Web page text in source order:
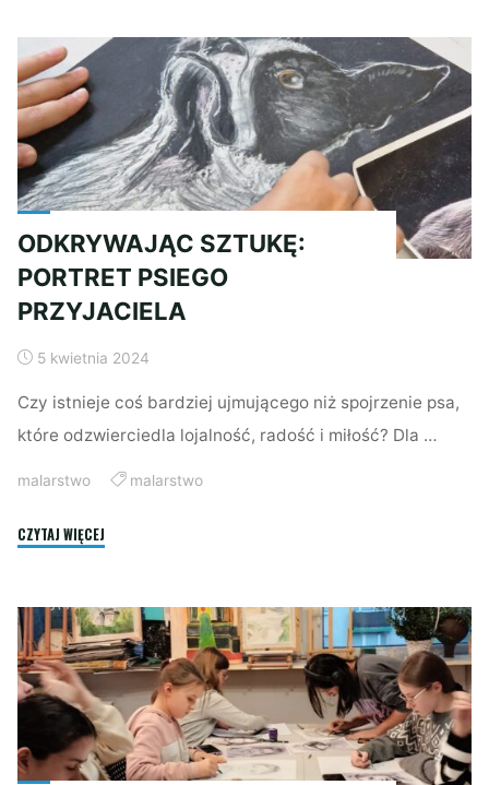
DOROSŁYCH"
ODKRYWAJĄC SZTUKĘ:
PORTRET PSIEGO
PRZYJACIELA
5 kwietnia 2024
Czy istnieje coś bardziej ujmującego niż spojrzenie psa,
które odzwierciedla lojalność, radość i miłość? Dla …
malarstwo malarstwo
CZYTAJ WIĘCEJ
PSIEGO
PRZYJACIELA"